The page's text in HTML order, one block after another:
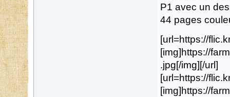
P1 avec un
44 pages
[url=https://
[img]https://
.jpg[/img][/url]
[url=https://
[img]https://